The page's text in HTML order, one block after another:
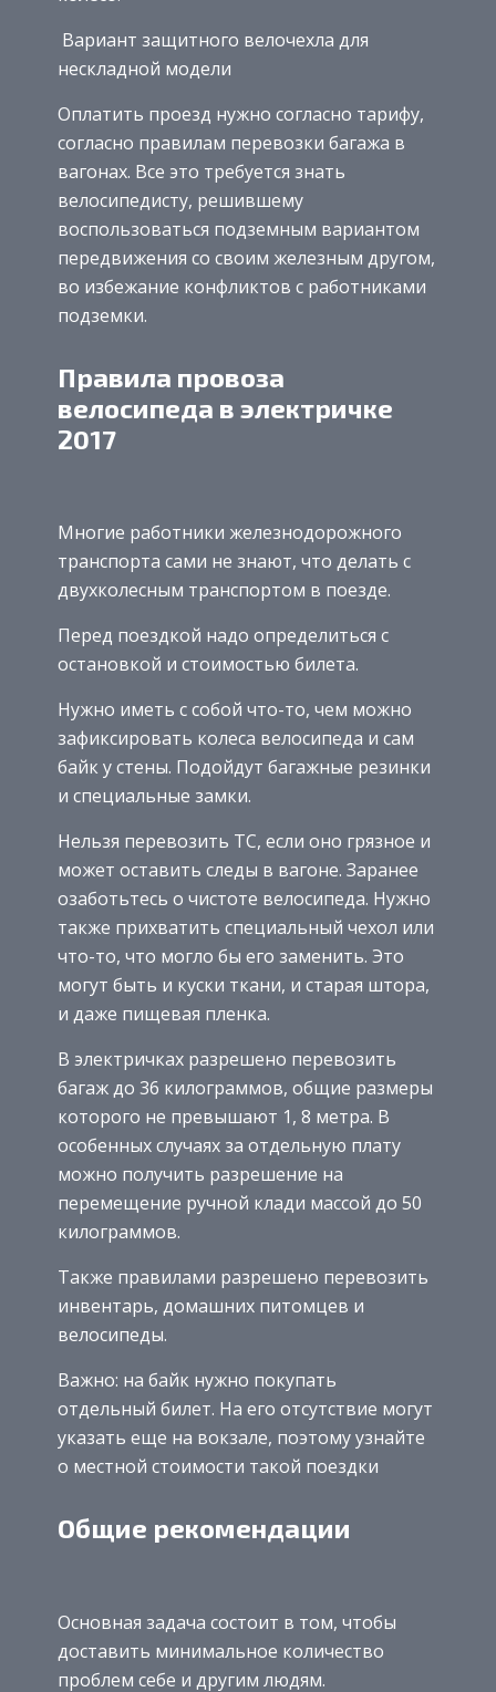
Вариант защитного велочехла для
нескладной модели
Оплатить проезд нужно согласно тарифу,
согласно правилам перевозки багажа в
вагонах. Все это требуется знать
велосипедисту, решившему
воспользоваться подземным вариантом
передвижения со своим железным другом,
во избежание конфликтов с работниками
подземки.
Правила провоза
велосипеда в электричке
2017
Многие работники железнодорожного
транспорта сами не знают, что делать с
двухколесным транспортом в поезде.
Перед поездкой надо определиться с
остановкой и стоимостью билета.
Нужно иметь с собой что-то, чем можно
зафиксировать колеса велосипеда и сам
байк у стены. Подойдут багажные резинки
и специальные замки.
Нельзя перевозить ТС, если оно грязное и
может оставить следы в вагоне. Заранее
озаботьтесь о чистоте велосипеда. Нужно
также прихватить специальный чехол или
что-то, что могло бы его заменить. Это
могут быть и куски ткани, и старая штора,
и даже пищевая пленка.
В электричках разрешено перевозить
багаж до 36 килограммов, общие размеры
которого не превышают 1, 8 метра. В
особенных случаях за отдельную плату
можно получить разрешение на
перемещение ручной клади массой до 50
килограммов.
Также правилами разрешено перевозить
инвентарь, домашних питомцев и
велосипеды.
Важно: на байк нужно покупать
отдельный билет. На его отсутствие могут
указать еще на вокзале, поэтому узнайте
о местной стоимости такой поездки
Общие рекомендации
Основная задача состоит в том, чтобы
доставить минимальное количество
проблем себе и другим людям.